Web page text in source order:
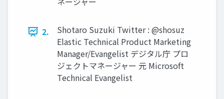
2.
Shotaro Suzuki Twitter : @shosuz
Elastic Technical Product Marketing
Manager/Evangelist デジタル庁 プロ
ジェクトマネージャー 元 Microsoft
Technical Evangelist